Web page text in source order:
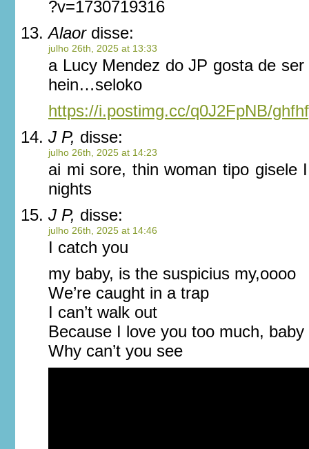
?v=1730719316
Alaordisse:
julho 26th, 2025 at 13:33
a Lucy Mendez do JP gosta de
hein…seloko
https://i.postimg.cc/q0J2FpNB/
J P, disse:
julho 26th, 2025 at 14:23
ai mi sore, thin woman tipo gisele
nights
J P, disse:
julho 26th, 2025 at 14:46
I catch you
my baby, is the suspicius my,oooo
We’re caught in a trap
I can’t walk out
Because I love you too much, baby
Why can’t you see